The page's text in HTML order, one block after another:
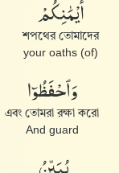
أَيْمَٰنِكُمْ
শপথের তোমাদের
(of) your oaths
وَٱحْفَظُوٓا۟
এবং তোমরা রক্ষা করো
And guard